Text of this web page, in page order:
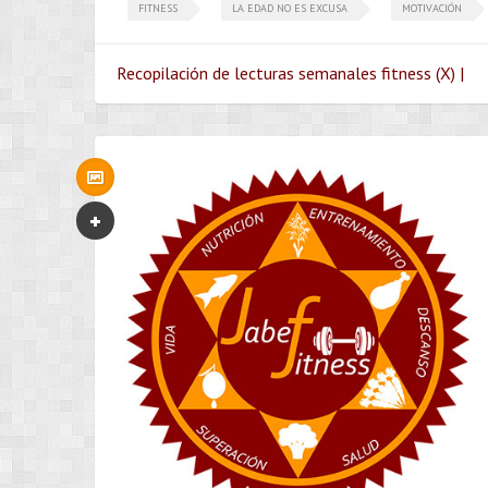
FITNESS LA EDAD NO ES EXCUSA MOTIVACIÓN
Recopilación de lecturas semanales fitness (X) |